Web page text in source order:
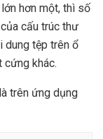
hơn một, thì số
cấu trúc thư
dung tệp trên ổ
cứng khác.
trên ứng dụng